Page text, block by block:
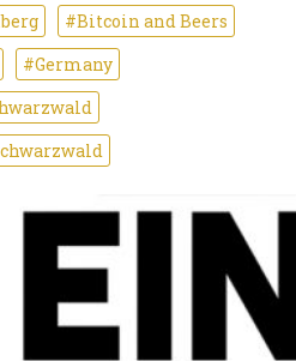
#Bitcoin and Beers
#Germany